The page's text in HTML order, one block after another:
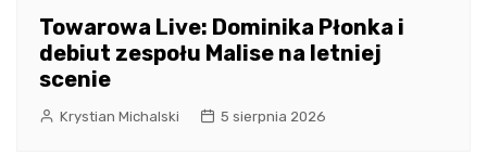
Towarowa Live: Dominika Płonka i
debiut zespołu Malise na letniej
scenie
Krystian Michalski 5 sierpnia 2026